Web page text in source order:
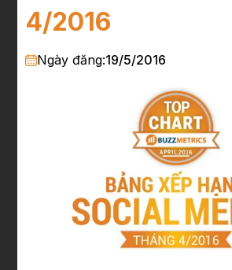
4/2016
Ngày đăng:19/5/2016